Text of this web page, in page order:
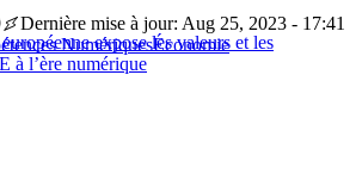
expose les valeurs et les
à l’ère numérique
Dernière mise à jour: Aug 25, 2023 - 17:41
NumériquesÉconomie